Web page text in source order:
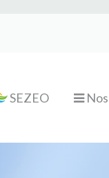
SEZEO Nos